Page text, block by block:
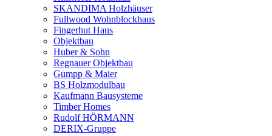
SKANDIMA Holzhäuser
Fullwood Wohnblockhaus
Fingerhut Haus
Objektbau
Huber & Sohn
Regnauer Objektbau
Gumpp & Maier
BS Holzmodulbau
Kaufmann Bausysteme
Timber Homes
Rudolf HÖRMANN
DERIX-Gruppe